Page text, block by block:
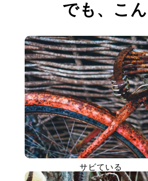
でも、 こ
サビている